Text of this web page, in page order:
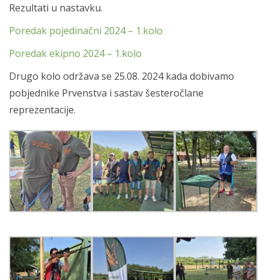
Rezultati u nastavku.
Poredak pojedinačni 2024 – 1.kolo
Poredak ekipno 2024 – 1.kolo
Drugo kolo održava se 25.08. 2024 kada dobivamo
pobjednike Prvenstva i sastav šesteročlane
reprezentacije.